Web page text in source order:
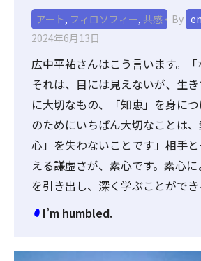
アート, フィロソフィー, 共感 By
2024年6月13日
広中平祐さんはこう言います。「
それは、目には見えないが、生
に大切なもの、「知恵」を身に
のためにいちばん大切なことは
心」を失わないことです」相手
える謙虚さが、素心です。素心
を引き出し、深く学ぶことができ
I’m humbled.